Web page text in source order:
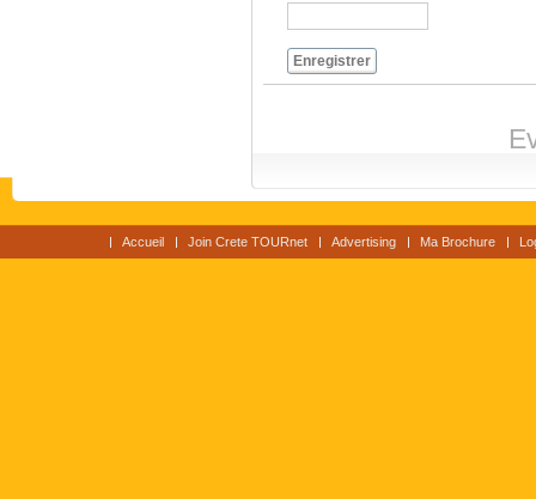
Enregistrer
Accueil Join Crete TOURnet Advertising Ma Brochure